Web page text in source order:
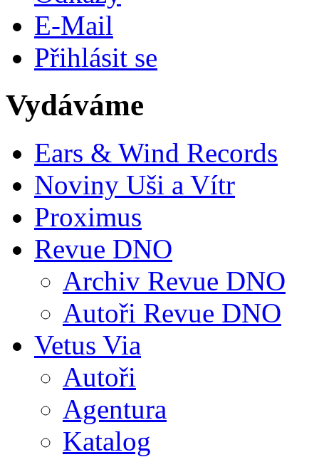
E-Mail
Přihlásit se
Vydáváme
Ears & Wind Records
Noviny Uši a Vítr
Proximus
Revue DNO
Archiv Revue DNO
Autoři Revue DNO
Vetus Via
Autoři
Agentura
Katalog